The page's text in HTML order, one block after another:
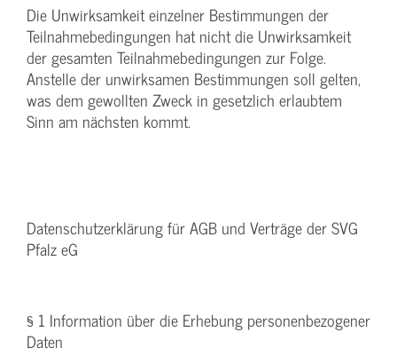
Die Unwirksamkeit einzelner Bestimmungen der
Teilnahmebedingungen hat nicht die Unwirksamkeit
der gesamten Teilnahmebedingungen zur Folge.
Anstelle der unwirksamen Bestimmungen soll gelten,
was dem gewollten Zweck in gesetzlich erlaubtem
Sinn am nächsten kommt.
Datenschutzerklärung für AGB und Verträge der SVG
Pfalz eG
§ 1 Information über die Erhebung personenbezogener
Daten